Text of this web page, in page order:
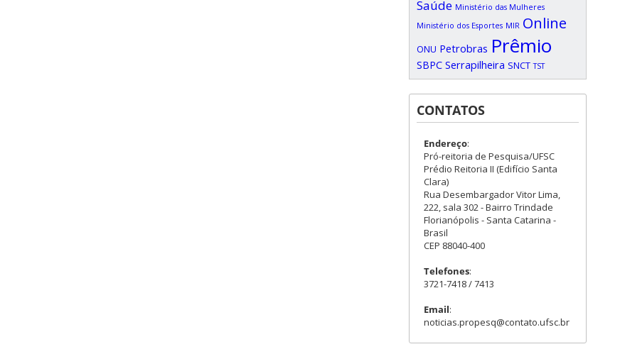
Saúde Ministério das Mulheres
Ministério dos Esportes MIR Online
ONU Petrobras Prêmio
SBPC Serrapilheira SNCT TST
CONTATOS
Endereço:
Pró-reitoria de Pesquisa/UFSC
Prédio Reitoria II (Edifício Santa
Clara)
Rua Desembargador Vitor Lima,
222, sala 302 - Bairro Trindade
Florianópolis - Santa Catarina -
Brasil
CEP 88040-400
Telefones:
3721-7418 / 7413
Email:
noticias.propesq@contato.ufsc.br